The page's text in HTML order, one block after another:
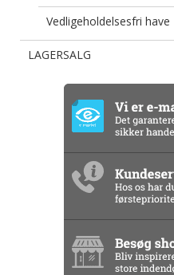
Vedligeholdelsesfri have
LAGERSALG